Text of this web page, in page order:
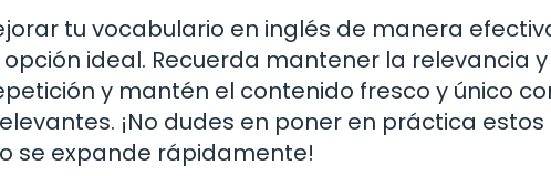
tu vocabulario en inglés de manera
ideal. Recuerda mantener la relevancia
y mantén el contenido fresco y único
¡No dudes en poner en práctica estos
se expande rápidamente!